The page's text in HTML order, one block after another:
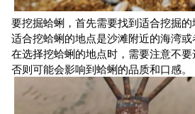
要挖掘蛤蜊，首先需要找到适合挖掘
适合挖蛤蜊的地点是沙滩附近的海湾或
在选择挖蛤蜊的地点时，需要注意不要
否则可能会影响到蛤蜊的品质和口感。